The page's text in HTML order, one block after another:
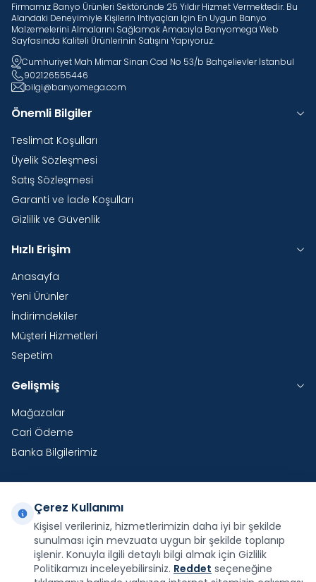
Firmamız Banyo Ürünleri Sektöründe 25 Yıldır Hizmet Vermektedir. Bu
Alandaki Deneyimiyle Kişilerin Ihtiyaçları Için En Uygun Banyo
Malzemelerini Almalarını Sağlamak Amacıyla Banyomega Web
Sayfasında Kaliteli Ürünlerinin Satışını Yapıyoruz.
Cumhuriyet Mah Mimar Sinan Cad No 53/b Bahçelievler İstanbul
902126555446
bilgi@banyomega.com
Önemli Bilgiler
Teslimat Koşulları
Üyelik Sözleşmesi
Satış Sözleşmesi
Garanti ve İade Koşulları
Gizlilik ve Güvenlik
Hızlı Erişim
Anasayfa
Yeni Ürünler
İndirimdekiler
Müşteri Hizmetleri
Sepetim
Gelişmiş
Mağazalar
Cari Ödeme
Banka Bilgilerimiz
Yurtdışı Kargo
Şirketimiz E-Fatura ve E-Arşiv Fatura uygulaması
kapsamındadır.
Çerez Kullanımı
Kişisel verileriniz, hizmetlerimizin daha iyi bir şekilde
sunulması için mevzuata uygun bir şekilde toplanıp
işlenir. Konuyla ilgili detaylı bilgi almak için Gizlilik
Politikamızı inceleyebilirsiniz. Reddet seçeneğine